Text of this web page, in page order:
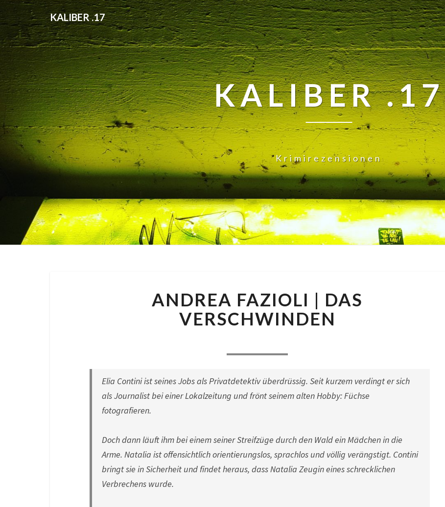
KALIBER .17
KALIBER .17
Krimirezensionen
FAZIOLI
|
DAS
ANDREA FAZIOLI | DAS
VERSCHWINDEN
Elia Contini ist seines Jobs als Privatdetektiv überdrüssig. Seit kurzem verdingt er sich
als Journalist bei einer Lokalzeitung und frönt seinem alten Hobby: Füchse
fotografieren.
Doch dann läuft ihm bei einem seiner Streifzüge durch den Wald ein Mädchen in die
Arme. Natalia ist offensichtlich orientierungslos, sprachlos und völlig verängstigt. Contini
bringt sie in Sicherheit und findet heraus, dass Natalia Zeugin eines schrecklichen
Verbrechens wurde.